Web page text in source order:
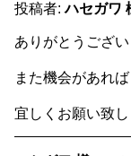
投稿者:ハセガワ
ありがとうござい
また機会があれば
宜しくお願い致し